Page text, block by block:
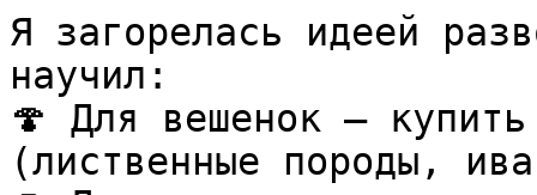
Я загорелась идеей
научил:
🍄 Для вешенок —
(лиственные породы,